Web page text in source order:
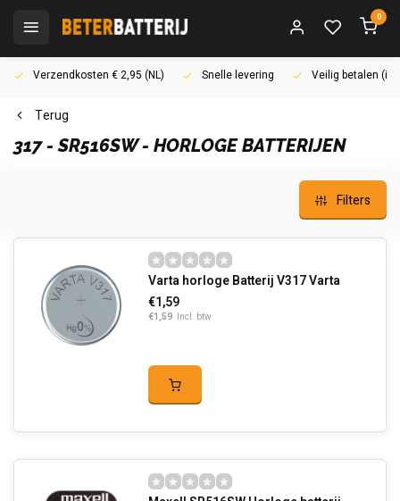
0
Verzendkosten € 2,95 (NL) Snelle levering Veilig betalen
Terug
317 - SR516SW - HORLOGE BATTERIJEN
Filters
Varta horloge Batterij V317 Varta
€1,59
€1,59 Incl. btw